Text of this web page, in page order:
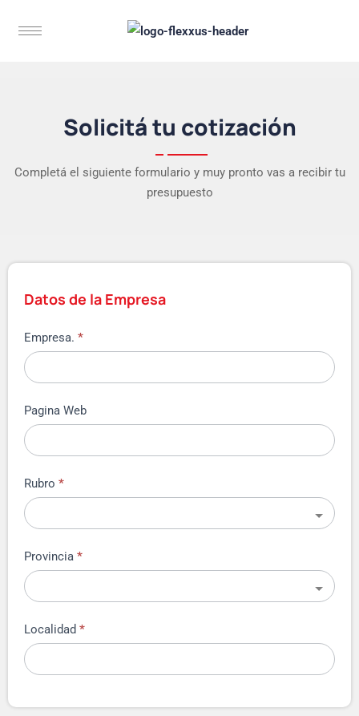
Solicitá tu cotización
Completá el siguiente formulario y muy pronto vas a recibir tu
presupuesto
Datos de la Empresa
Empresa. *
Pagina Web
Rubro *
Provincia *
Localidad *